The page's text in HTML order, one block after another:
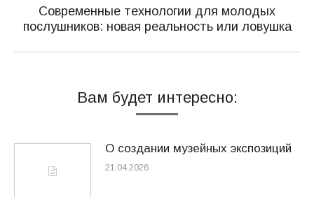
Следующая
Современные технологии для молодых
послушников: новая реальность или ловушка
Вам будет интересно:
О создании музейных экспозиций
21.04.2026